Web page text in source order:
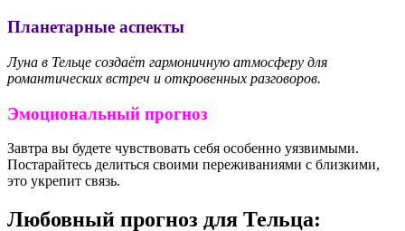
Планетарные аспекты
Луна в Тельце создаёт гармоничную атмосферу для
романтических встреч и откровенных разговоров.
Эмоциональный прогноз
Завтра вы будете чувствовать себя особенно уязвимыми.
Постарайтесь делиться своими переживаниями с близкими,
это укрепит связь.
Любовный прогноз для Тельца: